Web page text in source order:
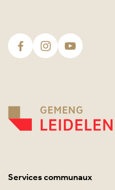
Services communaux